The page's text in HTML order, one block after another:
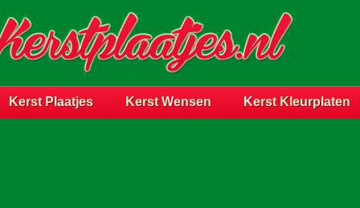
Kerst Plaatjes Kerst Wensen Kerst Kleurplaten